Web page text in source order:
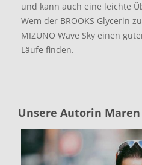
und kann auch eine leichte
Wem der BROOKS Glycerin
MIZUNO Wave Sky einen
Läufe finden.
Unsere Autorin Maren